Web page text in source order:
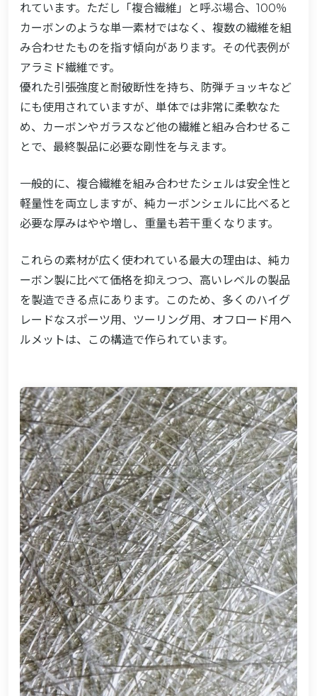
れています。ただし「複合繊維」と呼ぶ場合、100％
カーボンのような単一素材ではなく、複数の繊維を組
み合わせたものを指す傾向があります。その代表例が
アラミド繊維です。
優れた引張強度と耐破断性を持ち、防弾チョッキなど
にも使用されていますが、単体では非常に柔軟なた
め、カーボンやガラスなど他の繊維と組み合わせるこ
とで、最終製品に必要な剛性を与えます。
一般的に、複合繊維を組み合わせたシェルは安全性と
軽量性を両立しますが、純カーボンシェルに比べると
必要な厚みはやや増し、重量も若干重くなります。
これらの素材が広く使われている最大の理由は、純カ
ーボン製に比べて価格を抑えつつ、高いレベルの製品
を製造できる点にあります。このため、多くのハイグ
レードなスポーツ用、ツーリング用、オフロード用ヘ
ルメットは、この構造で作られています。